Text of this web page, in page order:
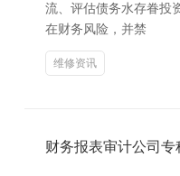
流、评估债务水存眷投
在财务风险，并禁
维修资讯
财务报表审计公司专